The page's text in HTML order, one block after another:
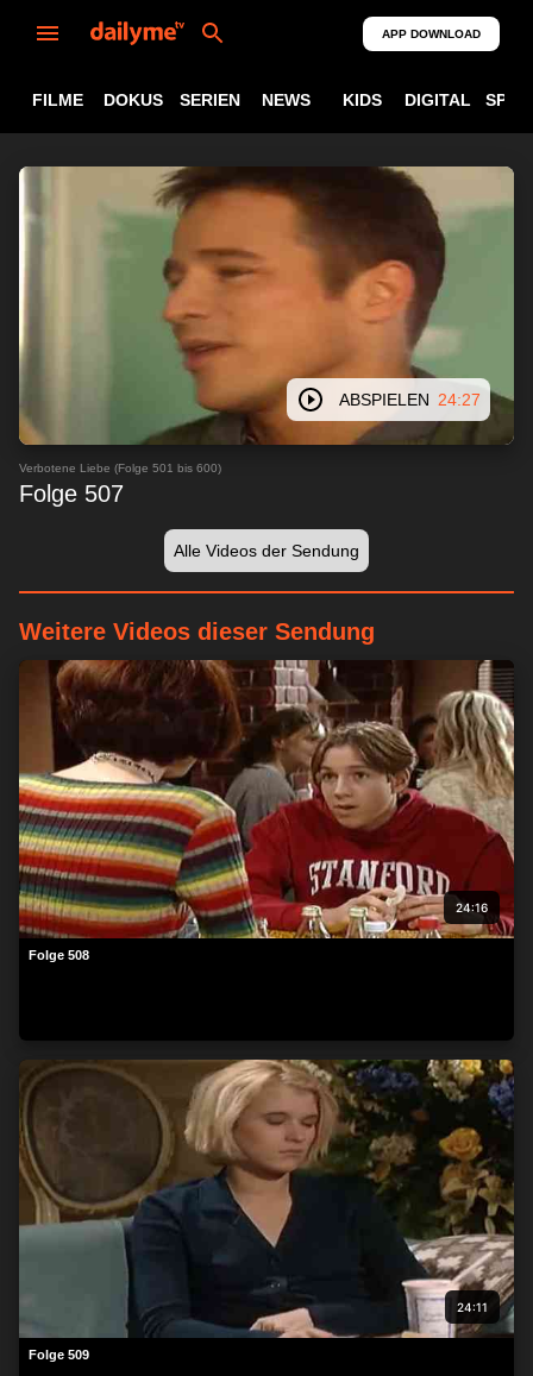
APP DOWNLOAD
FILME DOKUS SERIEN NEWS KIDS DIGITAL
ABSPIELEN 24:27
Verbotene Liebe (Folge 501 bis 600)
Folge 507
Alle Videos der Sendung
Weitere Videos dieser Sendung
24:16
Folge 508
24:11
Folge 509